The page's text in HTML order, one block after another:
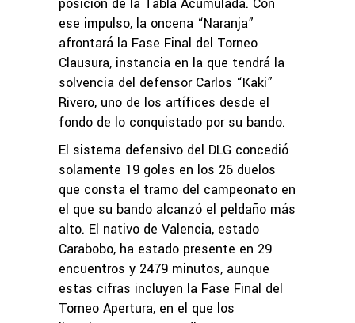
ese impulso, la oncena “Naranja”
afrontará la Fase Final del Torneo
Clausura, instancia en la que tendrá la
solvencia del defensor Carlos “Kaki”
Rivero, uno de los artífices desde el
fondo de lo conquistado por su bando.
El sistema defensivo del DLG concedió
solamente 19 goles en los 26 duelos
que consta el tramo del campeonato en
el que su bando alcanzó el peldaño más
alto. El nativo de Valencia, estado
Carabobo, ha estado presente en 29
encuentros y 2479 minutos, aunque
estas cifras incluyen la Fase Final del
Torneo Apertura, en el que los